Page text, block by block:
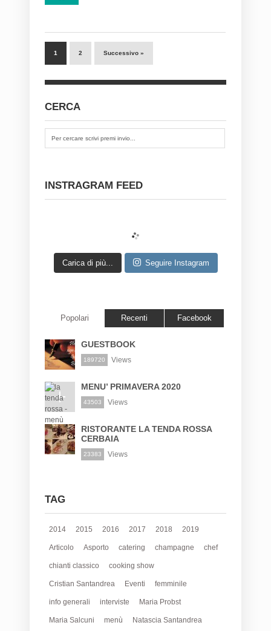
1 2 Successivo »
CERCA
INSTRAGRAM FEED
Carica di più... Seguire Instagram
Popolari Recenti Facebook
GUESTBOOK
189720 Views
MENU’ PRIMAVERA 2020
43503 Views
RISTORANTE LA TENDA ROSSA
CERBAIA
23383 Views
TAG
2014 2015 2016 2017 2018 2019
Articolo Asporto catering champagne chef
chianti classico cooking show
Cristian Santandrea Eventi femminile
info generali interviste Maria Probst
Maria Salcuni menù Natascia Santandrea